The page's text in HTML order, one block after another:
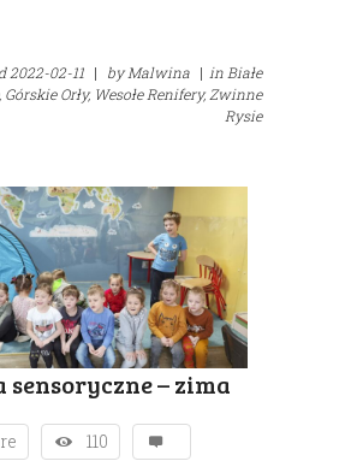
2022-02-11 | byMalwina | inBiałe
Górskie Orły, Wesołe Renifery,Zwinne
Rysie
sensoryczne – zima
110